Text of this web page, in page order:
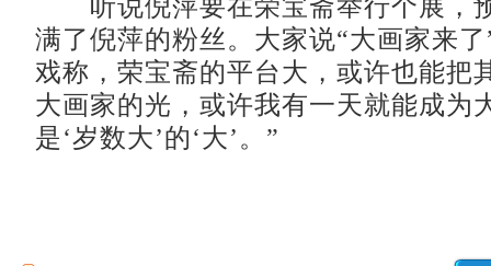
听说倪萍要在荣宝斋举行个展，
满了倪萍的粉丝。大家说“大画家来
戏称，荣宝斋的平台大，或许也能把
大画家的光，或许我有一天就能成为
是‘岁数大’的‘大’。”